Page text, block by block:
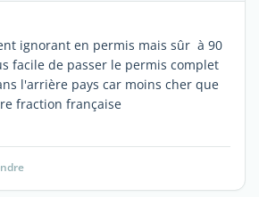
ignorant en permis mais sûr à 90
facile de passer le permis complet
l'arrière pays car moins cher que
fraction française